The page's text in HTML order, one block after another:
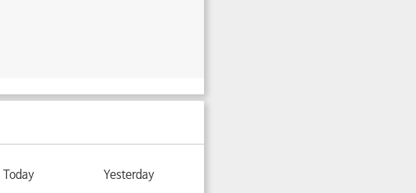
Today Yesterday